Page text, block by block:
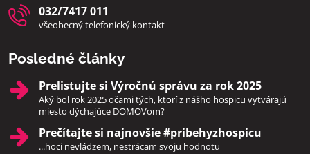
032/7417 011
všeobecný telefonický kontakt
Posledné články
Prelistujte si Výročnú správu za rok 2025
Aký bol rok 2025 očami tých, ktorí z nášho hospicu vytvárajú
miesto dýchajúce DOMOVom?
Prečítajte si najnovšie #pribehyzhospicu
...hoci nevládzem, nestrácam svoju hodnotu